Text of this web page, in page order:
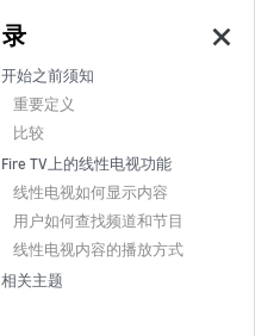
开始之前须知
重要定义
比较
Fire TV上的线性电视功能
线性电视如何显示内容
用户如何查找频道和节目
线性电视内容的播放方式
相关主题